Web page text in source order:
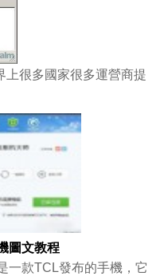
很多國家很多運營商提
圖文教程
款TCL發布的手機，它